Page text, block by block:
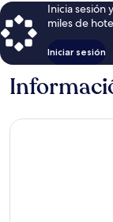
Inicia sesión
miles de
Iniciar sesión